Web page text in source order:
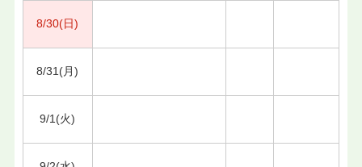
8/30(日)
8/31(月)
9/1(火)